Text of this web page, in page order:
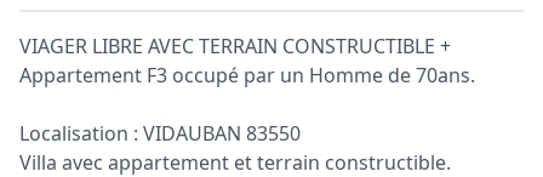
VIAGER LIBRE AVEC TERRAIN CONSTRUCTIBLE +
Appartement F3 occupé par un Homme de 70ans.
Localisation : VIDAUBAN 83550
Villa avec appartement et terrain constructible.